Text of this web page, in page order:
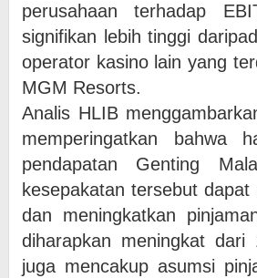
perusahaan terhadap
signifikan lebih tinggi
operator kasino lain yang
MGM Resorts.
Analis HLIB
memperingatkan bahwa
pendapatan Genting
kesepakatan tersebut
dan meningkatkan
diharapkan meningkat
juga mencakup asumsi